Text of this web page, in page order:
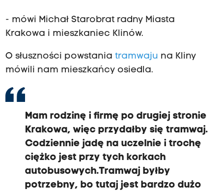
- mówi Michał Starobrat radny Miasta
Krakowa i mieszkaniec Klinów.
O słuszności powstania tramwaju na Kliny
mówili nam mieszkańcy osiedla.
Mam rodzinę i firmę po drugiej stronie
Krakowa, więc przydałby się tramwaj.
Codziennie jadę na uczelnie i trochę
ciężko jest przy tych korkach
autobusowych.Tramwaj byłby
potrzebny, bo tutaj jest bardzo dużo